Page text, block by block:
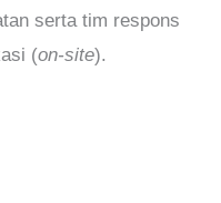
serta tim respons
(on-site).